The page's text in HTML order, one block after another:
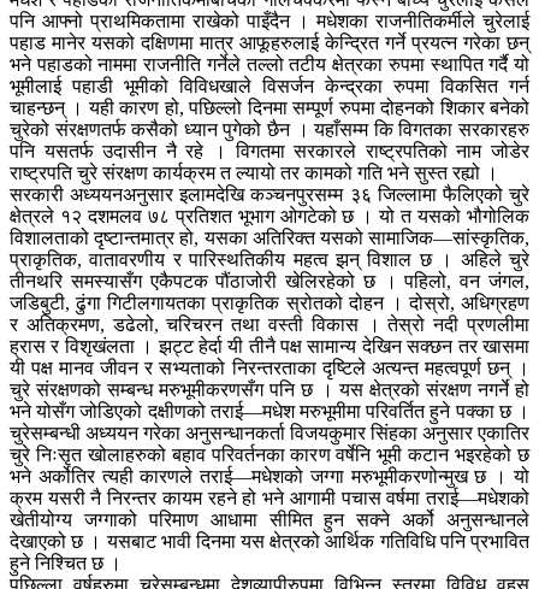
पनि आफ्नो प्राथमिकतामा राखेको पाइँदैन । मधेशका राजनीतिकर्मीले चुरेलाई
पहाड मानेर यसको दक्षिणमा मात्र आफूहरुलाई केन्द्रित गर्ने प्रयत्न गरेका छन्
भने पहाडको नाममा राजनीति गर्नेले तल्लो तटीय क्षेत्रका रुपमा स्थापित गर्दै यो
भूमीलाई पहाडी भूमीको विविधखाले विसर्जन केन्द्रका रुपमा विकसित गर्न
चाहन्छन् । यही कारण हो, पछिल्लो दिनमा सम्पूर्ण रुपमा दोहनको शिकार बनेको
चुरेको संरक्षणतर्फ कसैको ध्यान पुगेको छैन । यहाँसम्म कि विगतका सरकारहरु
पनि यसतर्फ उदासीन नै रहे । विगतमा सरकारले राष्ट्रपतिको नाम जोडेर
राष्ट्रपति चुरे संरक्षण कार्यक्रम त ल्यायो तर कामको गति भने सुस्त रह्यो ।
सरकारी अध्ययनअनुसार इलामदेखि कञ्चनपुरसम्म ३६ जिल्लामा फैलिएको चुरे
क्षेत्रले १२ दशमलव ७८ प्रतिशत भूभाग ओगटेको छ । यो त यसको भौगोलिक
विशालताको दृष्टान्तमात्र हो, यसका अतिरिक्त यसको सामाजिक—सांस्कृतिक,
प्राकृतिक, वातावरणीय र पारिस्थतिकीय महत्व झन् विशाल छ । अहिले चुरे
तीनथरि समस्यासँग एकैपटक पौंठाजोरी खेलिरहेको छ । पहिलो, वन जंगल,
जडिबुटी, ढुंगा गिटीलगायतका प्राकृतिक स्रोतको दोहन । दोस्रो, अधिग्रहण
र अतिक्रमण, डढेलो, चरिचरन तथा वस्ती विकास । तेस्रो नदी प्रणलीमा
ह्रास र विशृखंलता । झट्ट हेर्दा यी तीनै पक्ष सामान्य देखिन सक्छन तर खासमा
यी पक्ष मानव जीवन र सभ्यताको निरन्तरताका दृष्टिले अत्यन्त महत्वपूर्ण छन् ।
चुरे संरक्षणको सम्बन्ध मरुभूमीकरणसँग पनि छ । यस क्षेत्रको संरक्षण नगर्ने हो
भने योसँग जोडिएको दक्षीणको तराई—मधेश मरुभूमीमा परिवर्तित हुने पक्का छ ।
चुरेसम्बन्धी अध्ययन गरेका अनुसन्धानकर्ता विजयकुमार सिंहका अनुसार एकातिर
चुरे निःसृत खोलाहरुको बहाव परिवर्तनका कारण वर्षेनि भूमी कटान भइरहेको छ
भने अर्कोतिर त्यही कारणले तराई—मधेशको जग्गा मरुभूमीकरणोन्मुख छ । यो
क्रम यसरी नै निरन्तर कायम रहने हो भने आगामी पचास वर्षमा तराई—मधेशको
खेतीयोग्य जग्गाको परिमाण आधामा सीमित हुन सक्ने अर्को अनुसन्धानले
देखाएको छ । यसबाट भावी दिनमा यस क्षेत्रको आर्थिक गतिविधि पनि प्रभावित
हुने निश्चित छ ।
पछिल्ला वर्षहरुमा चुरेसम्बन्धमा देशव्यापीरुपमा विभिन्न स्तरमा विविध वहस